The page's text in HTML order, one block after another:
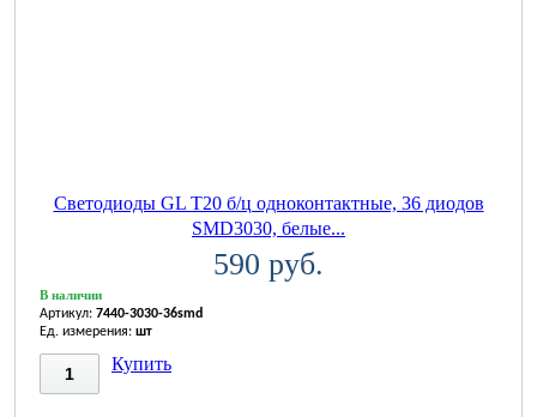
Светодиоды GL T20 б/ц одноконтактные, 36 диодов
SMD3030, белые...
590 руб.
В наличии
Артикул: 7440-3030-36smd
Ед. измерения: шт
Купить